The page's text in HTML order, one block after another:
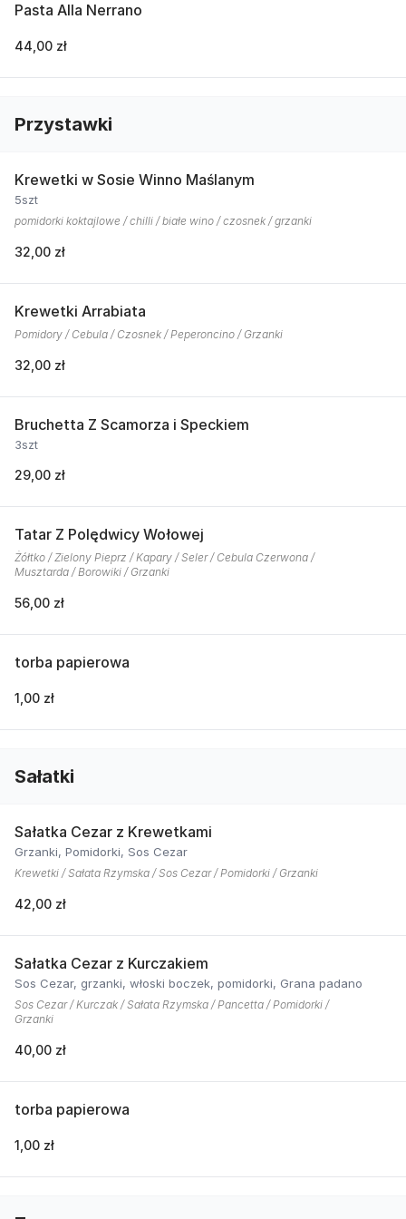
Pasta Alla Nerrano
44,00 zł
Przystawki
Krewetki w Sosie Winno Maślanym
5szt
pomidorki koktajlowe / chilli / białe wino / czosnek / grzanki
32,00 zł
Krewetki Arrabiata
Pomidory / Cebula / Czosnek / Peperoncino / Grzanki
32,00 zł
Bruchetta Z Scamorza i Speckiem
3szt
29,00 zł
Tatar Z Polędwicy Wołowej
Żółtko / Zielony Pieprz / Kapary / Seler / Cebula Czerwona /
Musztarda / Borowiki / Grzanki
56,00 zł
torba papierowa
1,00 zł
Sałatki
Sałatka Cezar z Krewetkami
Grzanki, Pomidorki, Sos Cezar
Krewetki / Sałata Rzymska / Sos Cezar / Pomidorki / Grzanki
42,00 zł
Sałatka Cezar z Kurczakiem
Sos Cezar, grzanki, włoski boczek, pomidorki, Grana padano
Sos Cezar / Kurczak / Sałata Rzymska / Pancetta / Pomidorki /
Grzanki
40,00 zł
torba papierowa
1,00 zł